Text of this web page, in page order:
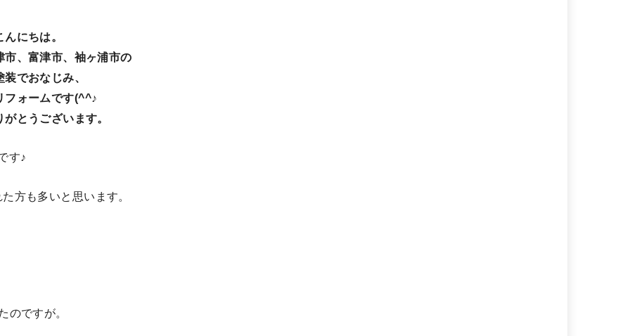
んにちは。
市、富津市、袖ヶ浦市の
装でおなじみ、
フォームです(^^♪
とうございます。
す♪
方も多いと思います。
のですが。